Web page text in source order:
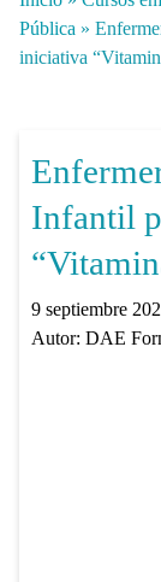
Pública »
iniciativa
Infantil
9 septiembre
Autor: DAE